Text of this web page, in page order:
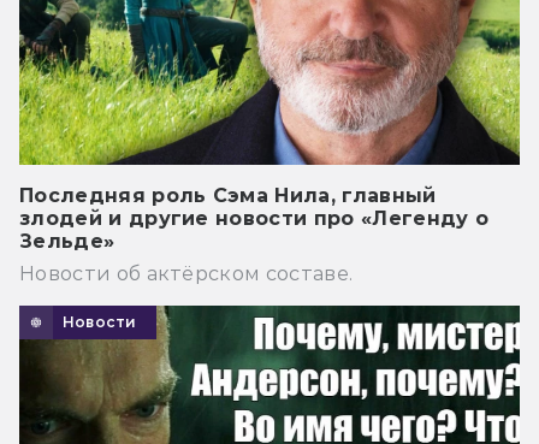
Последняя роль Сэма Нила, главный
злодей и другие новости про «Легенду о
Зельде»
Новости об актёрском составе.
Новости